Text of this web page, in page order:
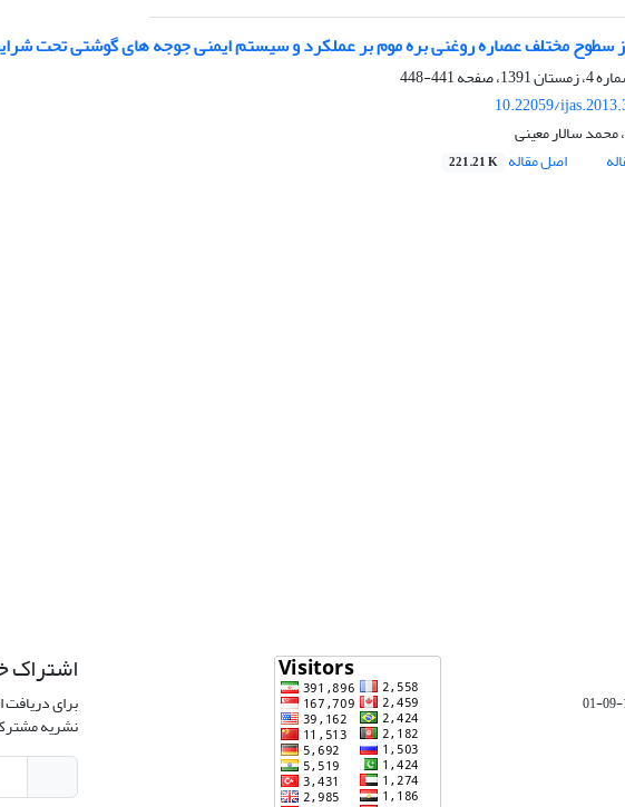
سطوح مختلف عصاره روغنی بره موم بر عملکرد و سیستم ایمنی جوجه های گوشتی تحت
441-448
10.22059/
محمد سالار معینی
اصل مقاله 221.21 K
اشتراک
برای دریافت
نشریه